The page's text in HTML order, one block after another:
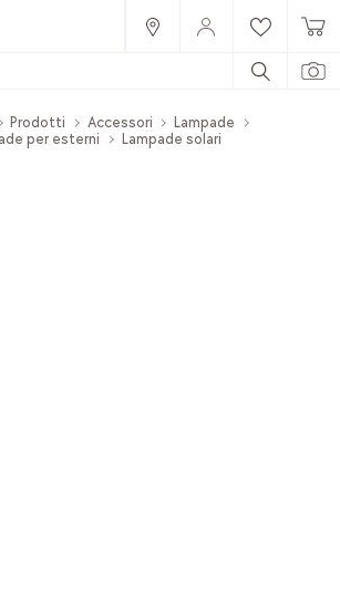
Prodotti Accessori
Lampade
per esterni
Lampade solari